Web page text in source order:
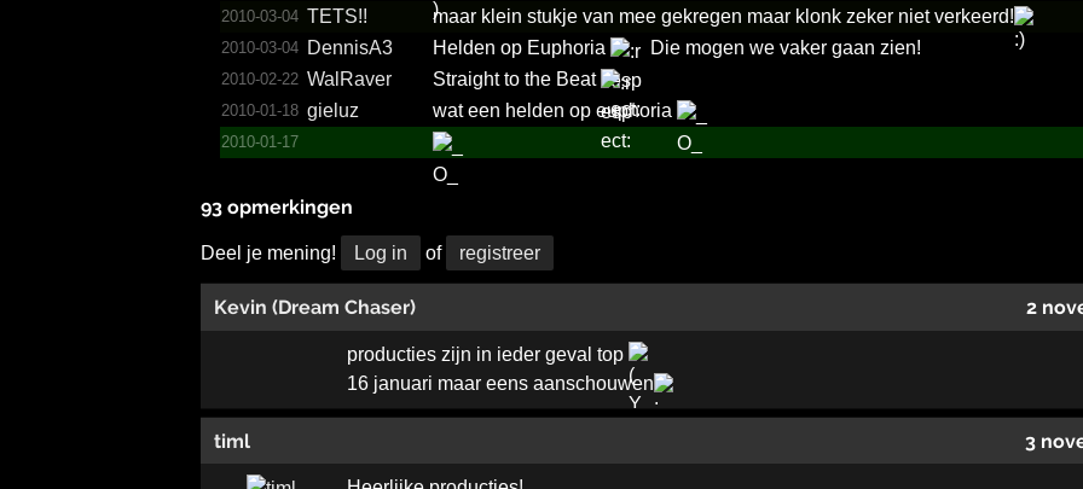
2010-03-04 TETS!! maar klein stukje van mee gekregen maar klonk zeker niet verkeerd!
2010-03-04 DennisA3 Helden op Euphoria Die mogen we vaker gaan zien!
2010-02-22 WalRaver Straight to the Beat
2010-01-18 gieluz wat een helden op euphoria
2010-01-17
93 opmerkingen
Deel je mening! Log in of registreer
Kevin (Dream Chaser) 2
producties zijn in ieder geval top
16 januari maar eens aanschouwen
timl 3